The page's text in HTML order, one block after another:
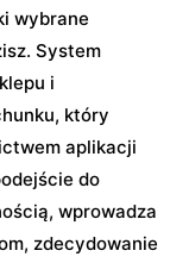
wybrane
System
i
który
aplikacji
do
wprowadza
zdecydowanie